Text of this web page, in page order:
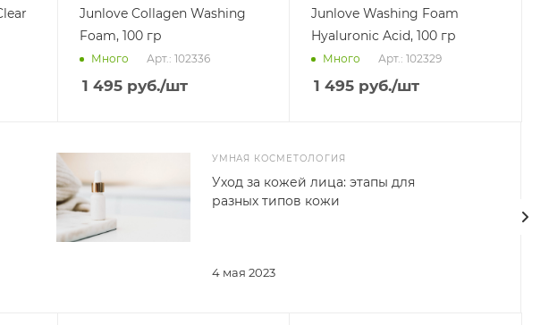
Junlove Collagen Washing
Foam, 100 гр
Много Арт.: 102336
1 495руб./шт
Junlove Washing Foam
Hyaluronic Acid, 100 гр
Много Арт.: 102329
1 495 руб./шт
УМНАЯ КОСМЕТОЛОГИЯ
4 мая 2023
Уход за кожей лица: этапы для
разных типов кожи